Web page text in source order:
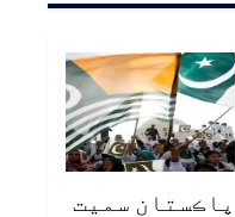
پاڪستان سميت